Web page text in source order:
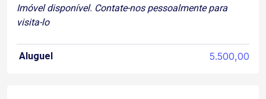
Imóvel disponível. Contate-nos pessoalmente para
visita-lo
Aluguel 5.500,00